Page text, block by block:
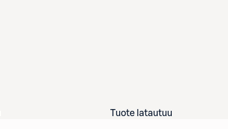
Tuote latautuu